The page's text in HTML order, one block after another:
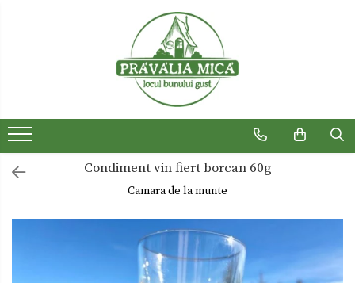
Dulceturi fara zahar
Dulciuri de casaCondiment vin fiert borcan 60g
Camara de la munte